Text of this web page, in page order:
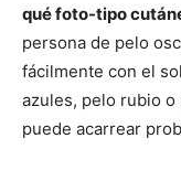
qué foto-tipo
persona de pelo
fácilmente con el
azules, pelo rubio
puede acarrear